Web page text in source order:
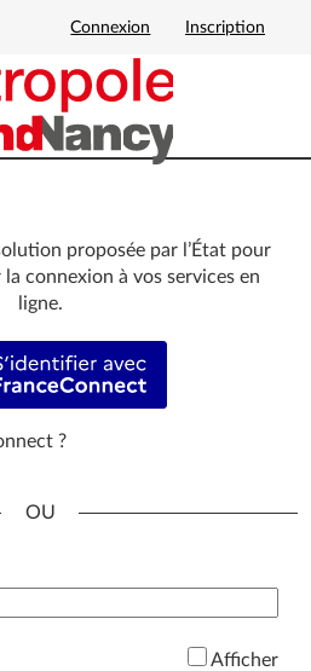
Connexion Inscription
proposée par l’État pour
connexion à vos services en
ligne.
S’identifier avec FranceConnect
?
Afficher